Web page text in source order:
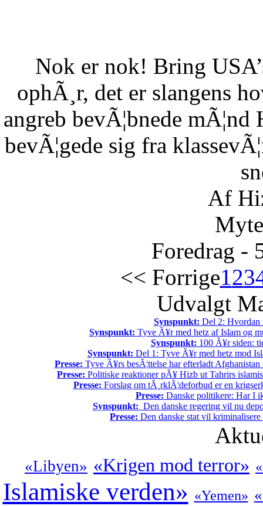
Nok er nok! Bring
ophÃ¸r, det er slangens
angreb bevÃ¦bnede
bevÃ¦gede sig fra
Af
Foredrag -
<< Forrige123
Udvalgt
Synspunkt: Del 2: Hvordan
Synspunkt: Tyve Ã¥r med hetz af Islam og
Synspunkt: 100 Ã¥r siden:
Synspunkt: Del 1: Tyve Ã¥r med hetz mod
Presse: Tyve Ã¥rs besÃ¦ttelse har efterladt
Presse: Politiske reaktioner pÃ¥ Hizb ut Tahrirs
Presse: Forslag om tÃ¸rklÃ¦deforbud er en
Presse: Danske politikere: Har I
Synspunkt: Den danske regering vil nu
Presse: Den danske stat vil
«Libyen» «Krigen mod terror»
Islamiske verden» «Yemen»